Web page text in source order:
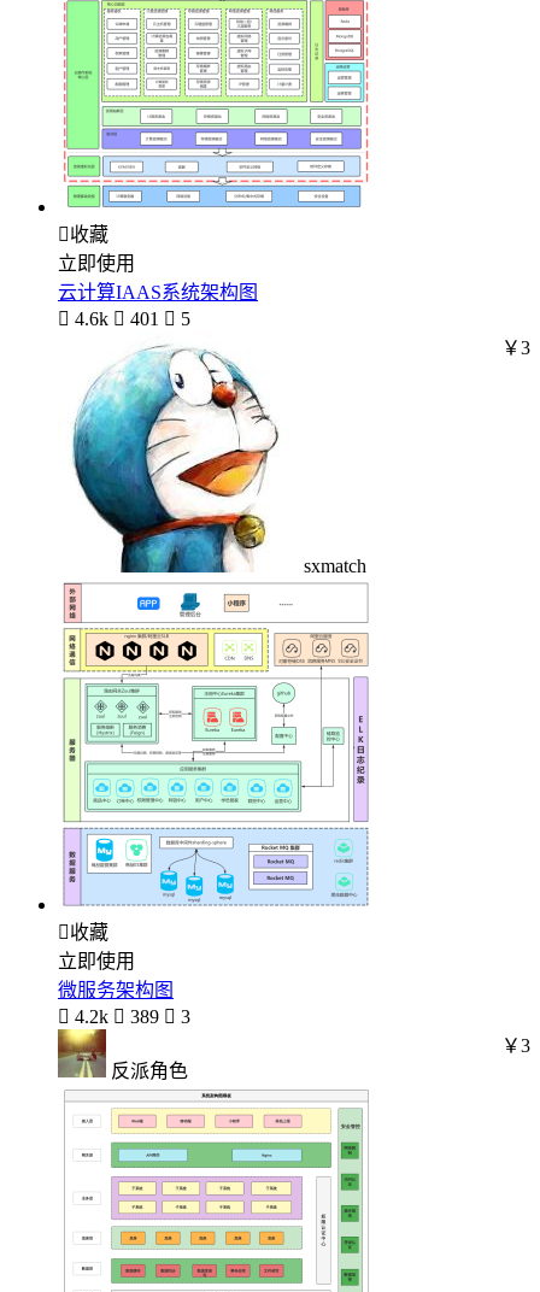
收藏
立即使用
云计算IAAS系统架构图
 4.6k  401  5
sxmatch
￥3
收藏
立即使用
微服务架构图
 4.2k  389  3
反派角色
￥3